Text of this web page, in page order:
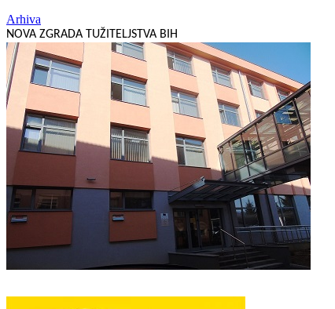
Arhiva
NOVA ZGRADA TUŽITELJSTVA BIH